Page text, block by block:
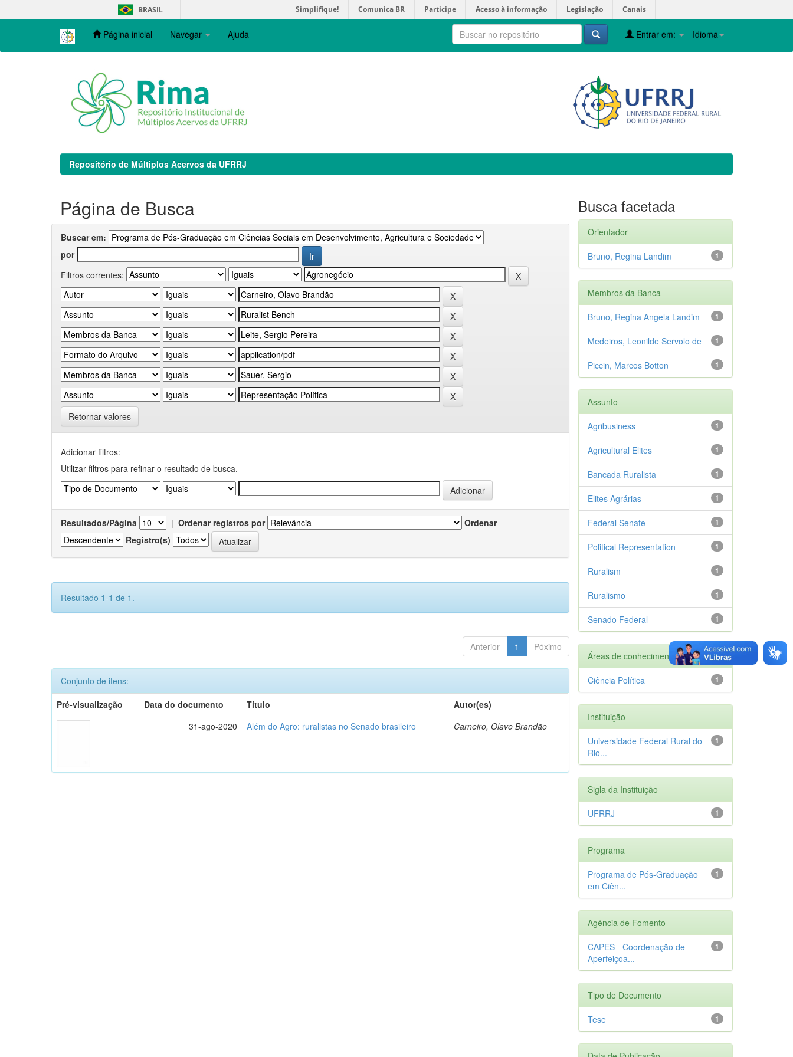
navigation
BRASIL Simplifique! Comunica BR Participe Acesso à informação Legislação Canais
Página inicial Navegar Ajuda Idioma
Entrar em:
Repositório de Múltiplos Acervos da UFRRJ
Página de Busca
Buscar em:
por
Filtros correntes:
Retornar valores
Adicionar filtros:
Utilizar filtros para refinar o resultado de busca.
Resultados/Página | Ordenar registros por
Ordenar
Registro(s)
Resultado 1-1 de 1.
Anterior 1 Póximo
Conjunto de itens:
Pré-visualização
Data do documento Título
Autor(es)
31-ago-2020
Além do Agro: ruralistas no Senado brasileiro Carneiro, Olavo Brandão
Busca facetada
Orientador
1
Bruno, Regina Landim
Membros da Banca
1
Bruno, Regina Angela Landim
1
Medeiros, Leonilde Servolo de
1
Piccin, Marcos Botton
Assunto
1
Agribusiness
1
Agricultural Elites
1
Bancada Ruralista
1
Elites Agrárias
1
Federal Senate
1
Political Representation
1
Ruralism
1
Ruralismo
1
Senado Federal
Áreas de conhecimento
1
Ciência Política
Instituição
1
Universidade Federal Rural do
Rio...
Sigla da Instituição
1
UFRRJ
Programa
1
Programa de Pós-Graduação
em Ciên...
Agência de Fomento
1
CAPES - Coordenação de
Aperfeiçoa...
Tipo de Documento
1
Tese